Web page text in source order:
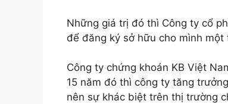
Những giá trị đó thì Công ty cổ
để đăng ký sở hữu cho mình
Công ty chứng khoán KB Việt
15 năm đó thì công ty tăng
nên sự khác biệt trên thị trường